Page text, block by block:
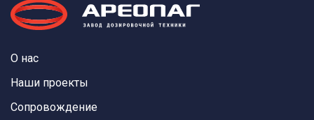
О нас
Наши проекты
Сопровождение